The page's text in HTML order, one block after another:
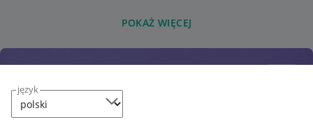
język
POKAŻ WIĘCEJ